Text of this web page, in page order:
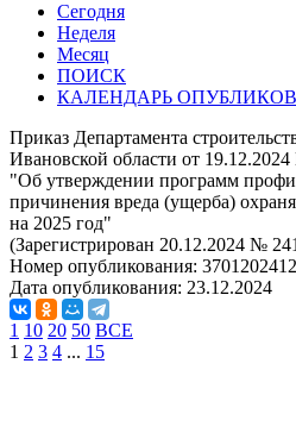
Сегодня
Неделя
Месяц
ПОИСК
КАЛЕНДАРЬ
Приказ Департамента
Ивановской области от
"Об утверждении программ
причинения вреда (ущерба)
на 2025 год"
(Зарегистрирован 20.12.2024 №
Номер опубликования:
Дата опубликования: 23.12.2024
1 10 20 50 ВСЕ
1 2 3 4 ... 15